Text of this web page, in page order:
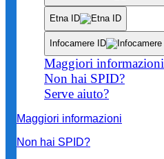
Etna ID
Infocamere ID
Maggiori informazioni
Non hai SPID?
Serve aiuto?
Maggiori informazioni
Non hai SPID?